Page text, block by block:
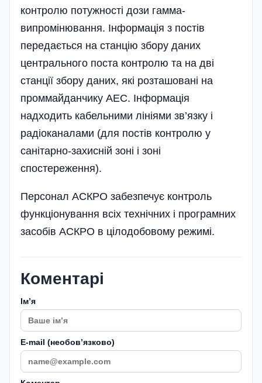
контролю потужності дози гамма-
випромінювання. Інформація з постів
передається на станцію збору даних
центрального поста контролю та на дві
станції збору даних, які розташовані на
проммайданчику АЕС. Інформація
надходить кабельними лініями зв’язку і
радіоканалами (для постів контролю у
санітарно-захисній зоні і зоні
спостереження).
Персонал АСКРО забезпечує контроль
функціонування всіх технічних і програмних
засобів АСКРО в цілодобовому режимі.
Коментарі
Імʼя
E-mail (необовʼязково)